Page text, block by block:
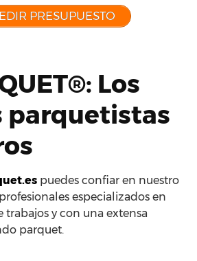
PRESUPUESTO
Los
parquetistas
puedes confiar en nuestro
especializados en
trabajos y con una extensa
parquet.